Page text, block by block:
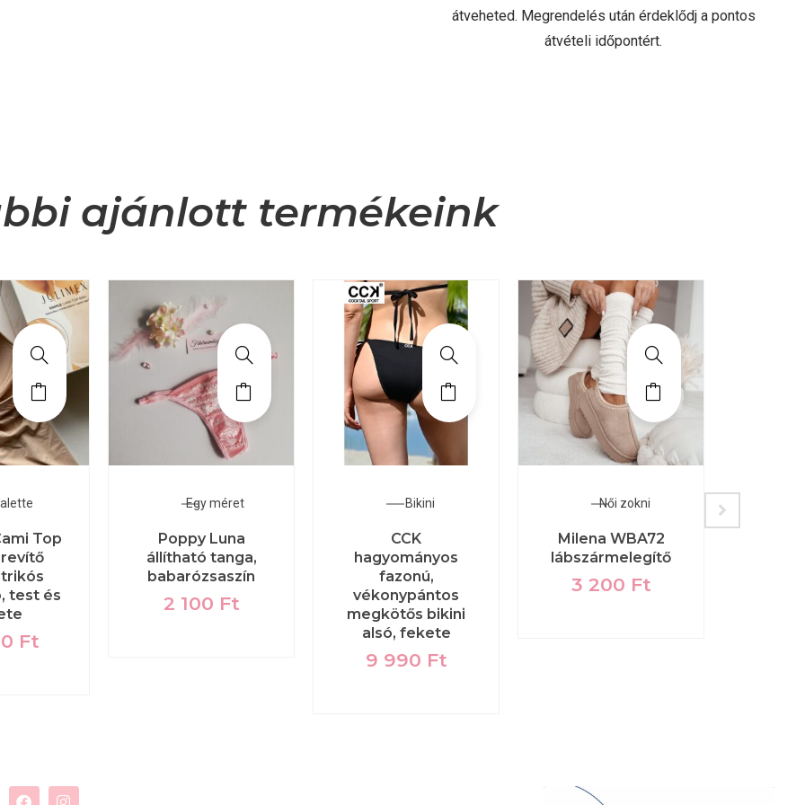
átveheted. Megrendelés után érdeklődj a pontos
átvételi időpontért.
ajánlott termékeink
Top
test és
Ft
Egy méret
Poppy Luna
állítható tanga,
babarózsaszín
2 100 Ft
Bikini
CCK
hagyományos
fazonú,
vékonypántos
megkötős bikini
alsó, fekete
9 990 Ft
Női zokni
Milena WBA72
lábszármelegítő
3 200 Ft